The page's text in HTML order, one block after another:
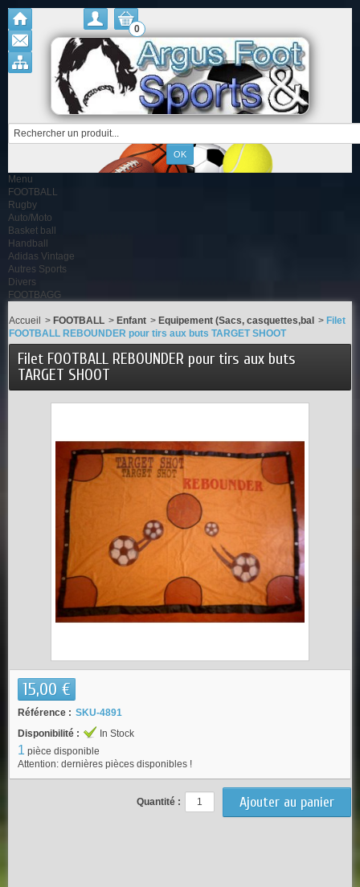
0
Menu
FOOTBALL
Rugby
Auto/Moto
Basket ball
Handball
Adidas Vintage
Autres Sports
Divers
FOOTBAGG
Accueil > FOOTBALL > Enfant > Equipement (Sacs, casquettes,bal > Filet
FOOTBALL REBOUNDER pour tirs aux buts TARGET SHOOT
Filet FOOTBALL REBOUNDER pour tirs aux buts
TARGET SHOOT
15,00 €
Référence : SKU-4891
Disponibilité :
In Stock
1 pièce disponible
Attention: dernières pièces disponibles !
Quantité :